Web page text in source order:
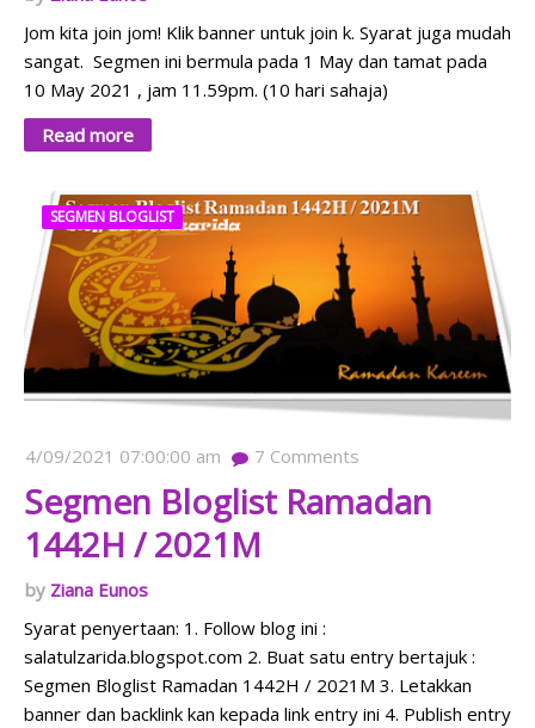
Jom kita join jom! Klik banner untuk join k. Syarat juga mudah
sangat. Segmen ini bermula pada 1 May dan tamat pada
10 May 2021 , jam 11.59pm. (10 hari sahaja)
Read more
SEGMEN BLOGLIST
4/09/2021 07:00:00 am 7 Comments
Segmen Bloglist Ramadan
1442H / 2021M
Ziana Eunos
Syarat penyertaan: 1. Follow blog ini :
salatulzarida.blogspot.com 2. Buat satu entry bertajuk :
Segmen Bloglist Ramadan 1442H / 2021M 3. Letakkan
banner dan backlink kan kepada link entry ini 4. Publish entry